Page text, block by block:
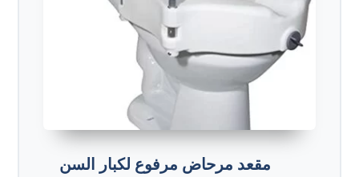
مقعد مرحاض مرفوع لكبار السن